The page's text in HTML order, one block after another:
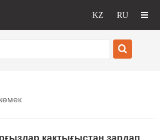
қақтығыстан зардап